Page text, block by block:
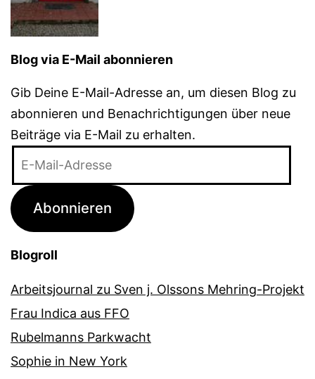
Blog via E-Mail abonnieren
Gib Deine E-Mail-Adresse an, um diesen Blog zu
abonnieren und Benachrichtigungen über neue
Beiträge via E-Mail zu erhalten.
Adresse
Abonnieren
Blogroll
Arbeitsjournal zu Sven j. Olssons Mehring-Projekt
Frau Indica aus FFO
Rubelmanns Parkwacht
Sophie in New York